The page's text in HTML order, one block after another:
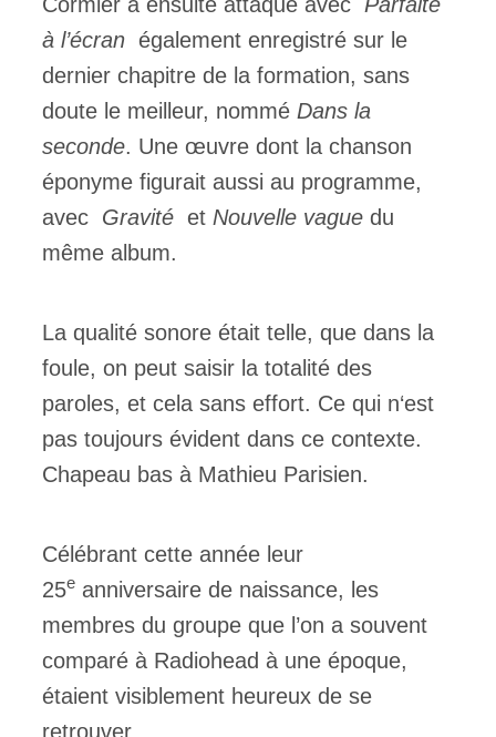
à l’écran également enregistré sur le
dernier chapitre de la formation, sans
doute le meilleur, nommé Dans la
seconde. Une œuvre dont la chanson
éponyme figurait aussi au programme,
avec Gravité et Nouvelle vague du
même album.
La qualité sonore était telle, que dans la
foule, on peut saisir la totalité des
paroles, et cela sans effort. Ce qui n‘est
pas toujours évident dans ce contexte.
Chapeau bas à Mathieu Parisien.
Célébrant cette année leur
25e anniversaire de naissance, les
membres du groupe que l’on a souvent
comparé à Radiohead à une époque,
étaient visiblement heureux de se
retrouver.